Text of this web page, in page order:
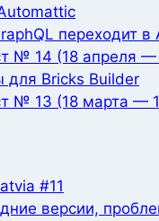
переходит
№ 14 (18 апреля
для Bricks Builder
№ 13 (18 марта —
#11
версии,